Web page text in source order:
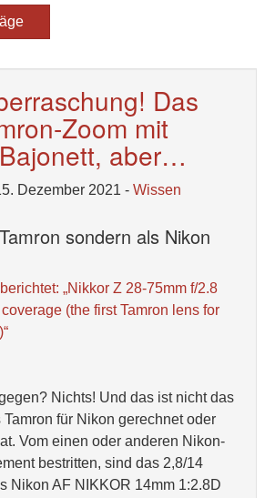
Das
Zoom mit
aber…
Dezember 2021 - Wissen
sondern als Nikon
„Nikkor Z 28-75mm f/2.8
(the first Tamron lens for
Nichts! Und das ist nicht das
für Nikon gerechnet oder
Vom einen oder anderen Nikon-
bestritten, sind das 2,8/14
Nikon AF NIKKOR 14mm 1:2.8D